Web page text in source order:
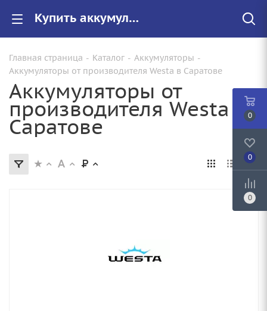
Купить аккумуляторы Westa в Саратове от 1 960 руб.
Главная страница - Каталог - Аккумуляторы -
Аккумуляторы от производителя Westa в Саратове
Аккумуляторы от
производителя Westa в
Саратове 0
0
0